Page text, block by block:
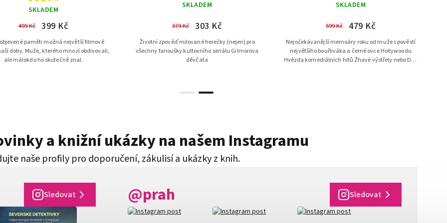
SKLADEM
499 Kč 399 Kč
paměti možná největší filmové
doby. Muže, kterého mnozí obdivovali,
ale málokdo ho skutečně znal.
SKLADEM
379 Kč 303 Kč
Životní zpověď milované herečky (nejen) pro
všechny fanoušky kultovního seriálu Gilmorova
děvčata
SKLADEM
599 Kč 479 Kč
Nejočekávanější memoáry roku od muže s pověstí
největšího bouřliváka a černé ovce Hollywoodu
Hvězda komediálních hitů Žhavé výstřely nebo Dva
a knižní ukázky na našem Instagramu
naše profily pro doporučení, zákulisí a ukázky z knih.
Sledovat @prah Sledovat